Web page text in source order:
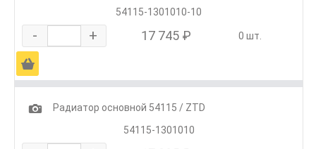
54115-1301010-10
- + 17 745 ₽ 0 шт.
Ä
1
Радиатор основной 54115 / ZTD
54115-1301010